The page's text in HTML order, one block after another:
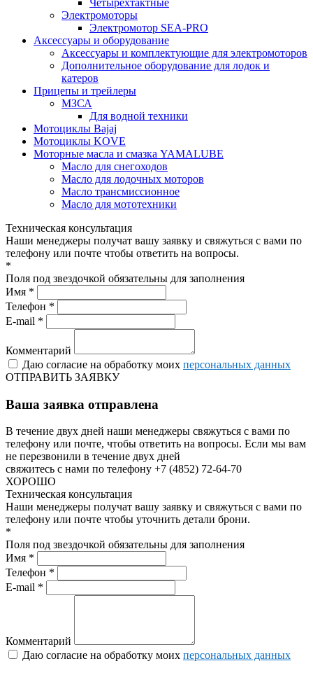
Четырехтактные
Электромоторы
Электромотор SEA-PRO
Аксессуары и оборудование
Аксессуары и комплектующие для электромоторов
Дополнительное оборудование для лодок и
катеров
Прицепы и трейлеры
МЗСА
Для водной техники
Мотоциклы Bajaj
Мотоциклы KOVE
Моторные масла и смазка YAMALUBE
Масло для снегоходов
Масло для лодочных моторов
Масло трансмиссионное
Масло для мототехники
Техническая консультация
Наши менеджеры получат вашу заявку и свяжуться с вами по
телефону или почте чтобы ответить на вопросы.
*
Поля под звездочкой обязательны для заполнения
Имя *
Телефон *
E-mail *
Комментарий
Даю согласие на обработку моих персональных данных
ОТПРАВИТЬ ЗАЯВКУ
Ваша заявка отправлена
В течение двух дней наши менеджеры свяжуться с вами по
телефону или почте, чтобы ответить на вопросы. Если мы вам
не перезвонили в течение двух дней
свяжитесь с нами по телефону +7 (4852) 72-64-70
ХОРОШО
Техническая консультация
Наши менеджеры получат вашу заявку и свяжуться с вами по
телефону или почте чтобы уточнить детали брони.
*
Поля под звездочкой обязательны для заполнения
Имя *
Телефон *
E-mail *
Комментарий
Даю согласие на обработку моих персональных данных